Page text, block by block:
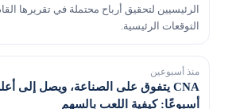
الرئيسيين لتحقيق أرباح محتملة في تقريرها
التوقعات الرئيسية.
منذ أسبوعين
أسبوعًا: كيفية اللعب بالسهم